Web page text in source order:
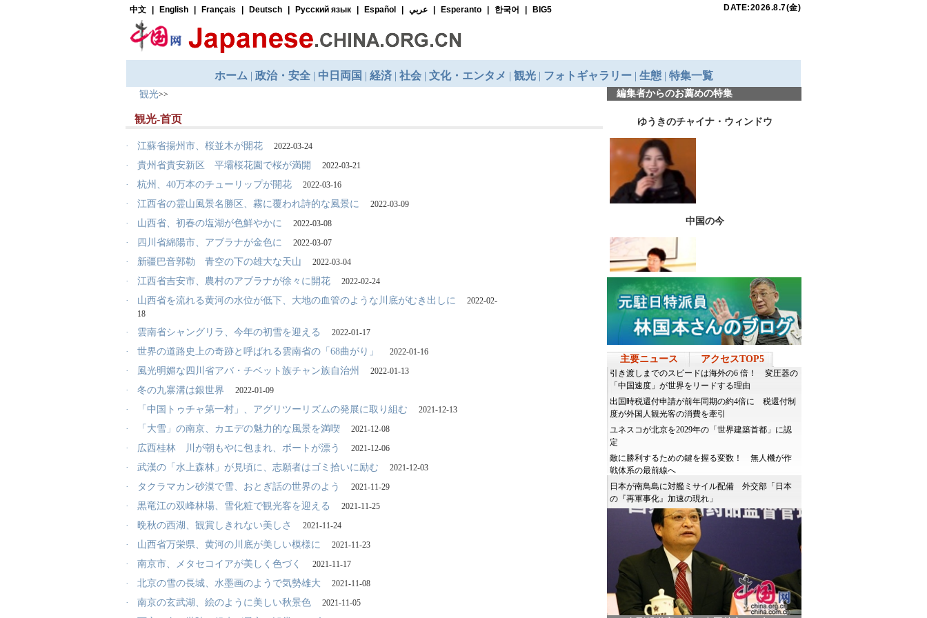
観光>>
観光-首页
· 江蘇省揚州市、桜並木が開花 2022-03-24
· 貴州省貴安新区 平壩桜花園で桜が満開 2022-03-21
· 杭州、40万本のチューリップが開花 2022-03-16
· 江西省の霊山風景名勝区、霧に覆われ詩的な風景に 2022-03-09
· 山西省、初春の塩湖が色鮮やかに 2022-03-08
· 四川省綿陽市、アブラナが金色に 2022-03-07
· 新疆巴音郭勒 青空の下の雄大な天山 2022-03-04
· 江西省吉安市、農村のアブラナが徐々に開花 2022-02-24
· 山西省を流れる黄河の水位が低下、大地の血管のような川底がむき出しに
2022-02-
18
· 雲南省シャングリラ、今年の初雪を迎える 2022-01-17
· 世界の道路史上の奇跡と呼ばれる雲南省の「68曲がり」 2022-01-16
· 風光明媚な四川省アバ・チベット族チャン族自治州 2022-01-13
· 冬の九寨溝は銀世界 2022-01-09
· 「中国トゥチャ第一村」、アグリツーリズムの発展に取り組む 2021-12-13
· 「大雪」の南京、カエデの魅力的な風景を満喫 2021-12-08
· 広西桂林 川が朝もやに包まれ、ボートが漂う 2021-12-06
· 武漢の「水上森林」が見頃に、志願者はゴミ拾いに励む 2021-12-03
· タクラマカン砂漠で雪、おとぎ話の世界のよう 2021-11-29
· 黒竜江の双峰林場、雪化粧で観光客を迎える 2021-11-25
· 晩秋の西湖、観賞しきれない美しさ 2021-11-24
· 山西省万栄県、黄河の川底が美しい模様に 2021-11-23
· 南京市、メタセコイアが美しく色づく 2021-11-17
· 北京の雪の長城、水墨画のようで気勢雄大 2021-11-08
· 南京の玄武湖、絵のように美しい秋景色 2021-11-05